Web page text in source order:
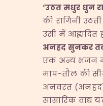
‘उठतमधुर धुन
की रागिनी
उसी में आह्लादित
अनहदसुनकर
एक अन्य भजन
माप-तौल की
अनवरत
सांसारिक वाद्य